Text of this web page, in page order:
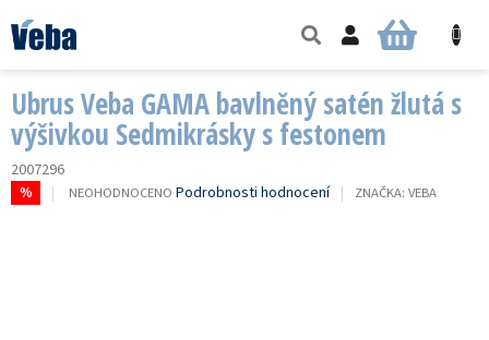
na
obsah
NÁKUPNÍ
Ubrus Veba GAMA bavlněný satén žlutá s
výšivkou Sedmikrásky s festonem
2007296
%
PRŮMĚRNÉ
NEOHODNOCENO Podrobnosti hodnocení ZNAČKA: VEBA